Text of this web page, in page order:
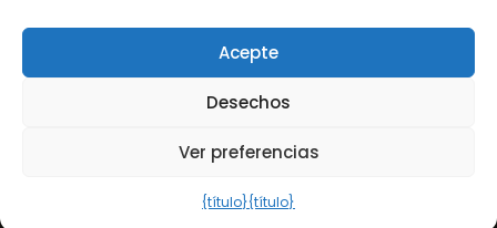
Acepte
Desechos
Ver preferencias
{título}{título}
info@bezo.nl
+31(0)251-311208
Condiciones generales